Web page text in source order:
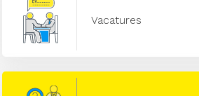
Vacatures